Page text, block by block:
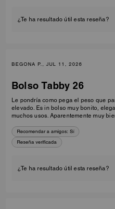
¿Te ha resultado útil esta reseña?
BEGONA P., JUL 11, 2026
Bolso Tabby 26
Le pondría como pega el peso que
elevado. Es in bolso muy bonito,
muchos usos. Aparentemente muy
Recomendar a amigos: Sí
Reseña verificada
¿Te ha resultado útil esta reseña?